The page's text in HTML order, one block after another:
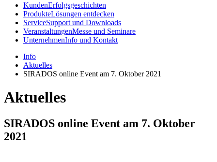
KundenErfolgsgeschichten
ProdukteLösungen entdecken
ServiceSupport und Downloads
VeranstaltungenMesse und Seminare
UnternehmenInfo und Kontakt
Info
Aktuelles
SIRADOS online Event am 7. Oktober 2021
Aktuelles
SIRADOS online Event am 7. Oktober
2021